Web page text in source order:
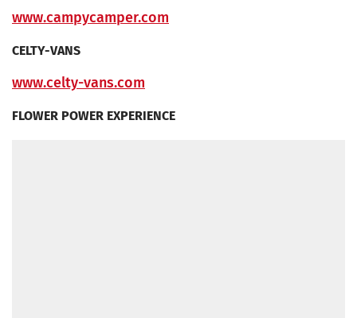
www.campycamper.com
CELTY-VANS
www.celty-vans.com
FLOWER POWER EXPERIENCE